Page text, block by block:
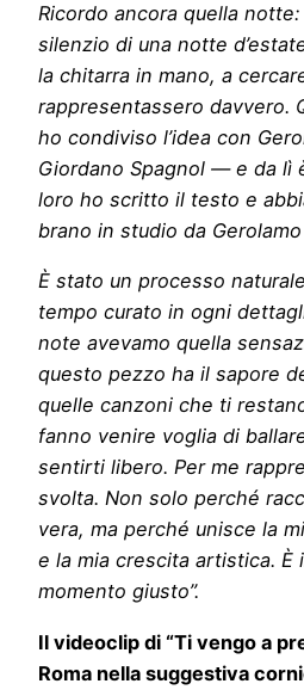
Ricordo ancora quella
silenzio di una notte
la chitarra in mano, a
rappresentassero davvero.
ho condiviso l’idea con
Giordano Spagnol — e da lì
loro ho scritto il testo e
brano in studio da
È stato un processo
tempo curato in ogni
note avevamo quella
questo pezzo ha il sapore
quelle canzoni che ti
fanno venire voglia di
sentirti libero. Per me
svolta. Non solo perché
vera, ma perché unisce la
e la mia crescita artistica. È
momento giusto”.
Il videoclip di “Ti vengo a
Roma nella suggestiva